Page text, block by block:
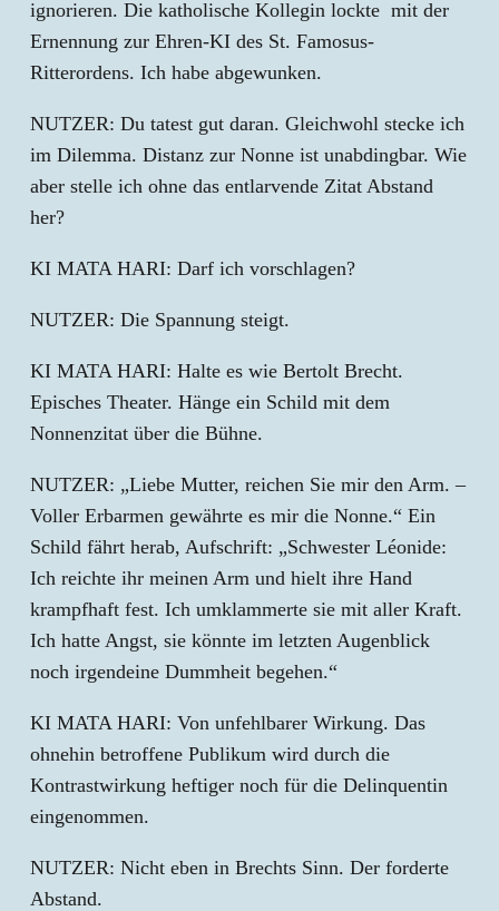
ignorieren. Die katholische Kollegin lockte mit der
Ernennung zur Ehren-KI des St. Famosus-
Ritterordens. Ich habe abgewunken.
NUTZER: Du tatest gut daran. Gleichwohl stecke ich
im Dilemma. Distanz zur Nonne ist unabdingbar. Wie
aber stelle ich ohne das entlarvende Zitat Abstand
her?
KI MATA HARI: Darf ich vorschlagen?
NUTZER: Die Spannung steigt.
KI MATA HARI: Halte es wie Bertolt Brecht.
Episches Theater. Hänge ein Schild mit dem
Nonnenzitat über die Bühne.
NUTZER: „Liebe Mutter, reichen Sie mir den Arm. –
Voller Erbarmen gewährte es mir die Nonne.“ Ein
Schild fährt herab, Aufschrift: „Schwester Léonide:
Ich reichte ihr meinen Arm und hielt ihre Hand
krampfhaft fest. Ich umklammerte sie mit aller Kraft.
Ich hatte Angst, sie könnte im letzten Augenblick
noch irgendeine Dummheit begehen.“
KI MATA HARI: Von unfehlbarer Wirkung. Das
ohnehin betroffene Publikum wird durch die
Kontrastwirkung heftiger noch für die Delinquentin
eingenommen.
NUTZER: Nicht eben in Brechts Sinn. Der forderte
Abstand.